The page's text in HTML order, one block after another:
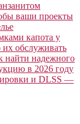
ваши проекты
капота у
их обслуживать
найти надежного
в 2026 году
и DLSS —